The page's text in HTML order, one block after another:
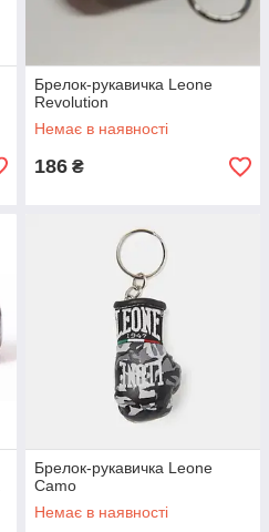
Брелок-рукавичка Leone
Revolution
Немає в наявності
186 ₴
Брелок-рукавичка Leone
Camo
Немає в наявності